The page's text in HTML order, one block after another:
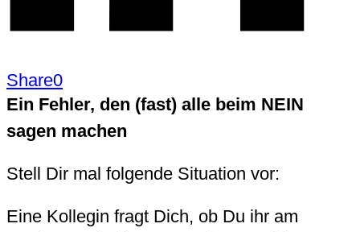
Share0
Ein Fehler, den (fast) alle beim NEIN
sagen machen
Stell Dir mal folgende Situation vor:
Eine Kollegin fragt Dich, ob Du ihr am